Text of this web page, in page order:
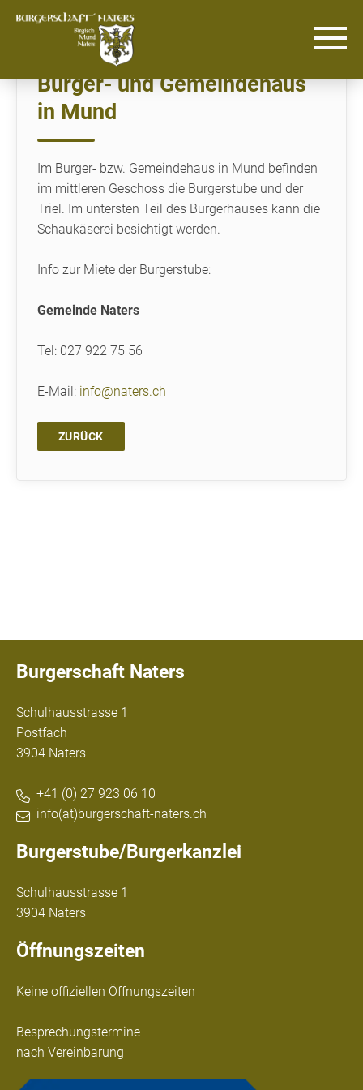
Burger- und Gemeindehaus
in Mund
Im Burger- bzw. Gemeindehaus in Mund befinden
im mittleren Geschoss die Burgerstube und der
Triel. Im untersten Teil des Burgerhauses kann die
Schaukäserei besichtigt werden.
Info zur Miete der Burgerstube:
Gemeinde Naters
Tel: 027 922 75 56
E-Mail: info@naters.ch
ZURÜCK
Burgerschaft Naters
Schulhausstrasse 1
Postfach
3904 Naters
+41 (0) 27 923 06 10
info(at)burgerschaft-naters.ch
Burgerstube/Burgerkanzlei
Schulhausstrasse 1
3904 Naters
Öffnungszeiten
Keine offiziellen Öffnungszeiten
Besprechungstermine
nach Vereinbarung